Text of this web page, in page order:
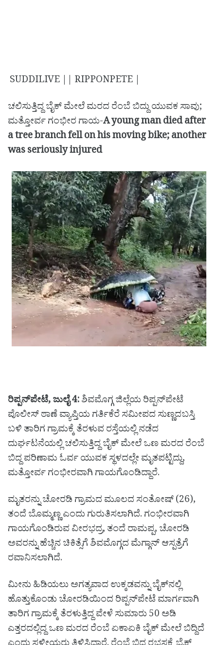
SUDDILIVE || RIPPONPETE |
ಚಲಿಸುತ್ತಿದ್ದ ಬೈಕ್ ಮೇಲೆ ಮರದ ರೆಂಬೆ ಬಿದ್ದು ಯುವಕ ಸಾವು;
ಮತ್ತೋರ್ವ ಗಂಭೀರ ಗಾಯ-A young man died after
a tree branch fell on his moving bike; another
was seriously injured
ರಿಪ್ಪನ್‌ಪೇಟೆ, ಜುಲೈ 4:ಶಿವಮೊಗ್ಗ ಜಿಲ್ಲೆಯ ರಿಪ್ಪನ್‌ಪೇಟೆ
ಪೊಲೀಸ್ ಠಾಣೆ ವ್ಯಾಪ್ತಿಯ ಗರ್ತಿಕೆರೆ ಸಮೀಪದ ಸುಣ್ಣದಬಸ್ತಿ
ಬಳಿ ತಾರಿಗ ಗ್ರಾಮಕ್ಕೆ ತೆರಳುವ ರಸ್ತೆಯಲ್ಲಿ ನಡೆದ
ದುರ್ಘಟನೆಯಲ್ಲಿ ಚಲಿಸುತ್ತಿದ್ದ ಬೈಕ್ ಮೇಲೆ ಒಣ ಮರದ ರೆಂಬೆ
ಬಿದ್ದ ಪರಿಣಾಮ ಓರ್ವ ಯುವಕ ಸ್ಥಳದಲ್ಲೇ ಮೃತಪಟ್ಟಿದ್ದು,
ಮತ್ತೋರ್ವ ಗಂಭೀರವಾಗಿ ಗಾಯಗೊಂಡಿದ್ದಾರೆ.
ಮೃತರನ್ನು ಚೋರಡಿ ಗ್ರಾಮದ ಮೂಲದ ಸಂತೋಷ್ (26),
ತಂದೆ ಬೊಮ್ಮಣ್ಣ ಎಂದು ಗುರುತಿಸಲಾಗಿದೆ. ಗಂಭೀರವಾಗಿ
ಗಾಯಗೊಂಡಿರುವ ವೀರಭದ್ರ, ತಂದೆ ರಾಮಪ್ಪ, ಚೋರಡಿ
ಅವರನ್ನು ಹೆಚ್ಚಿನ ಚಿಕಿತ್ಸೆಗೆ ಶಿವಮೊಗ್ಗದ ಮೆಗ್ಗಾನ್ ಆಸ್ಪತ್ರೆಗೆ
ರವಾನಿಸಲಾಗಿದೆ.
ಮೀನು ಹಿಡಿಯಲು ಅಗತ್ಯವಾದ ಉಕ್ಕಡವನ್ನು ಬೈಕ್‌ನಲ್ಲಿ
ಹೊತ್ತುಕೊಂಡು ಚೋರಡಿಯಿಂದ ರಿಪ್ಪನ್‌ಪೇಟೆ ಮಾರ್ಗವಾಗಿ
ತಾರಿಗ ಗ್ರಾಮಕ್ಕೆ ತೆರಳುತ್ತಿದ್ದ ವೇಳೆ ಸುಮಾರು 50 ಅಡಿ
ಎತ್ತರದಲ್ಲಿದ್ದ ಒಣ ಮರದ ರೆಂಬೆ ಏಕಾಏಕಿ ಬೈಕ್ ಮೇಲೆ ಬಿದ್ದಿದೆ